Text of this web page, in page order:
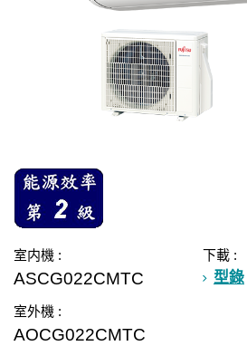
室内機 :
ASCG022CMTC
室外機 :
AOCG022CMTC
下載 :
型錄